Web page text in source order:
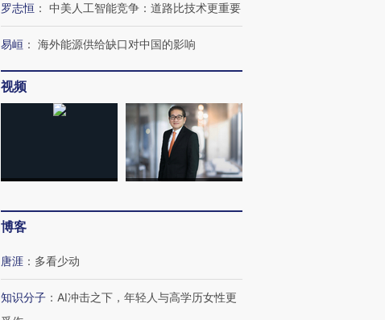
罗志恒 ： 中美人工智能竞争：道路比技术更重要
易峘 ： 海外能源供给缺口对中国的影响
视频
博客
唐涯 ： 多看少动
知识分子 ： AI冲击之下，年轻人与高学历女性更